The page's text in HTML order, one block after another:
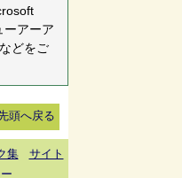
ーアーア
どをご
頭へ戻る
集
サイト